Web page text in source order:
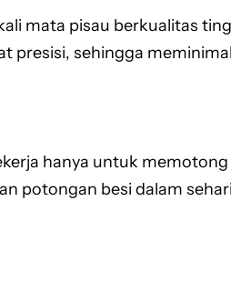
mata pisau berkualitas
sehingga
hanya untuk
potongan besi dalam